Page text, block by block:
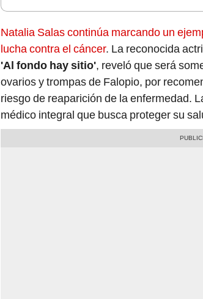
Natalia Salas continúa marcando un
lucha contra el cáncer. La reconocida
'Al fondo hay sitio', reveló que será
ovarios y trompas de Falopio, por
riesgo de reaparición de la enfermedad.
médico integral que busca proteger su